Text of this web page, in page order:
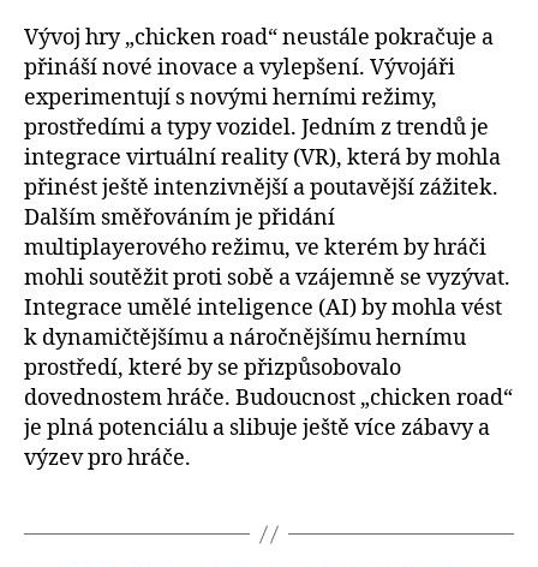
Vývoj hry „chicken road“ neustále pokračuje a
přináší nové inovace a vylepšení. Vývojáři
experimentují s novými herními režimy,
prostředími a typy vozidel. Jedním z trendů je
integrace virtuální reality (VR), která by mohla
přinést ještě intenzivnější a poutavější zážitek.
Dalším směřováním je přidání
multiplayerového režimu, ve kterém by hráči
mohli soutěžit proti sobě a vzájemně se vyzývat.
Integrace umělé inteligence (AI) by mohla vést
k dynamičtějšímu a náročnějšímu hernímu
prostředí, které by se přizpůsobovalo
dovednostem hráče. Budoucnost „chicken road“
je plná potenciálu a slibuje ještě více zábavy a
výzev pro hráče.